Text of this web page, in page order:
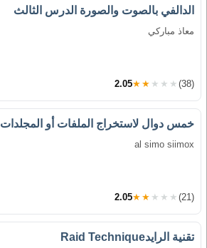
الدالفي بالصوت والصورة الدرس الثالث
معاذ مباركي
2.05★★★★★ (38)
خمس دوال لاستخراج الملفات أو المجلدات
al simo siimox
2.05★★★★★ (21)
تقنية الرايدRaid Technique